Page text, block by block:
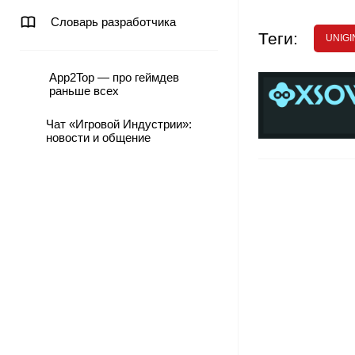
Словарь разработчика
App2Top — про геймдев
раньше всех
Чат «Игровой Индустрии»:
новости и общение
Теги: